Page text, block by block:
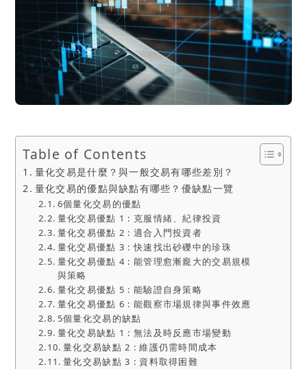
Table of Contents
量化交易是什麼？與一般交易有哪些差別？
量化交易的優點與缺點有哪些？優缺點一覽
6個量化交易的優點
量化交易優點 1 : 克服情緒、紀律投資
量化交易優點 2 : 適合入門投資者
量化交易優點 3 : 快速找出砂礫中的珍珠
量化交易優點 4 : 能管理愈漸龐大的交易規模
與策略
量化交易優點 5 : 能驗證自身策略
量化交易優點 6 : 能觀察市場規律與事件效應
5個量化交易的缺點
量化交易缺點 1 : 無法及時反應市場變動
量化交易缺點 2 : 維護仍需時間成本
量化交易缺點 3 : 資料取得困難